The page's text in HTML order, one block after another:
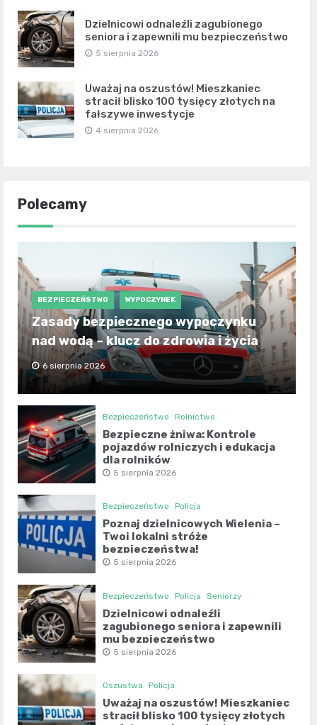
Dzielnicowi odnaleźli zagubionego
seniora i zapewnili mu bezpieczeństwo
5 sierpnia 2026
Uważaj na oszustów! Mieszkaniec
stracił blisko 100 tysięcy złotych na
fałszywe inwestycje
4 sierpnia 2026
Polecamy
BEZPIECZEŃSTWO WYPOCZYNEK
Zasady bezpiecznego wypoczynku
nad wodą – klucz do zdrowia i życia
6 sierpnia 2026
Bezpieczeństwo Rolnictwo
Bezpieczne żniwa: Kontrole
pojazdów rolniczych i edukacja
dla rolników
5 sierpnia 2026
Bezpieczeństwo Policja
Poznaj dzielnicowych Wielenia –
Twoi lokalni stróże
bezpieczeństwa!
5 sierpnia 2026
Bezpieczeństwo Policja Seniorzy
Dzielnicowi odnaleźli
zagubionego seniora i zapewnili
mu bezpieczeństwo
5 sierpnia 2026
Oszustwa Policja
Uważaj na oszustów! Mieszkaniec
stracił blisko 100 tysięcy złotych